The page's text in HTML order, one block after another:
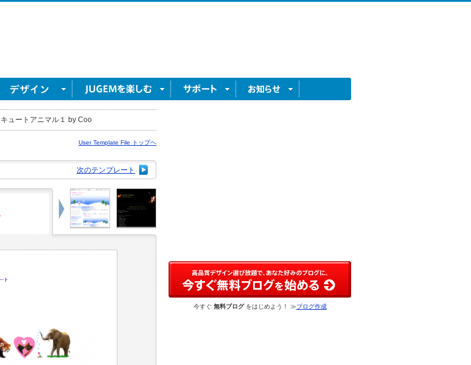
キュートアニマル１ by Coo
User Template File トップヘ
次のテンプレート
今すぐ 無料ブログをはじめよう！ ≫ブログ作成